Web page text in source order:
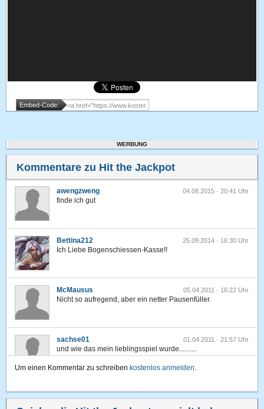
Embed-Code:
WERBUNG
Kommentare zu Hit the Jackpot
awengzweng 04.08.2015 · 20:41 Uhr
finde ich gut
Bettina212 25.09.2014 · 16:30 Uhr
Ich Liebe Bogenschiessen-Kasse!!
McMausus 05.04.2011 · 16:22 Uhr
Nicht so aufregend, aber ein netter Pausenfüller.
sachse01 01.04.2011 · 21:57 Uhr
und wie das mein lieblingsspiel wurde..........
sauber,ich denke das wird mein liebling unter allen spielen
Um einen Kommentar zu schreiben kostenlos anmelden.